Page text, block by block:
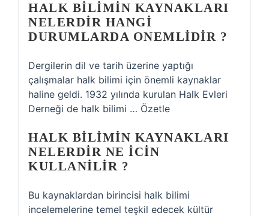
HALK BILIMIN KAYNAKLARI
NELERDIR HANGI
DURUMLARDA ONEMLIDIR ?
Dergilerin dil ve tarih üzerine yaptığı
çalışmalar halk bilimi için önemli kaynaklar
haline geldi. 1932 yılında kurulan Halk Evleri
Derneği de halk bilimi … Özetle
HALK BILIMIN KAYNAKLARI
NELERDIR NE ICIN
KULLANILIR ?
Bu kaynaklardan birincisi halk bilimi
incelemelerine temel teşkil edecek kültür